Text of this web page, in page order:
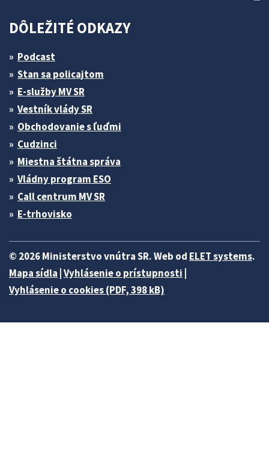
DÔLEŽITÉ ODKAZY
Podcast
Stan sa policajtom
E-služby MV SR
Vestník vlády SR
Obchodovanie s ľuďmi
Cudzinci
Miestna štátna správa
Vládny program ESO
Call centrum MV SR
E-trhovisko
© 2026 Ministerstvo vnútra SR. Web od ELET systems.
Mapa sídla Vyhlásenie o prístupnosti
Vyhlásenie o cookies (PDF, 398 kB)